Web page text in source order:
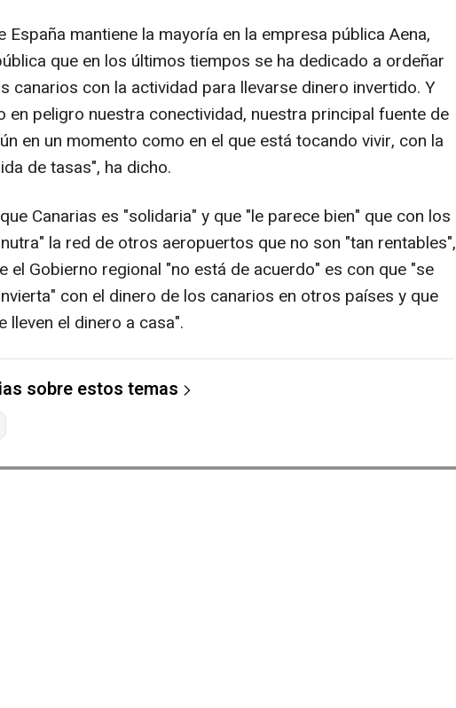
España mantiene la mayoría en la empresa pública Aena,
que en los últimos tiempos se ha dedicado a ordeñar
canarios con la actividad para llevarse dinero invertido. Y
en peligro nuestra conectividad, nuestra principal fuente de
en un momento como en el que está tocando vivir, con la
de tasas", ha dicho.
Canarias es "solidaria" y que "le parece bien" que con los
la red de otros aeropuertos que no son "tan rentables",
el Gobierno regional "no está de acuerdo" es con que "se
con el dinero de los canarios en otros países y que
lleven el dinero a casa".
sobre estos temas